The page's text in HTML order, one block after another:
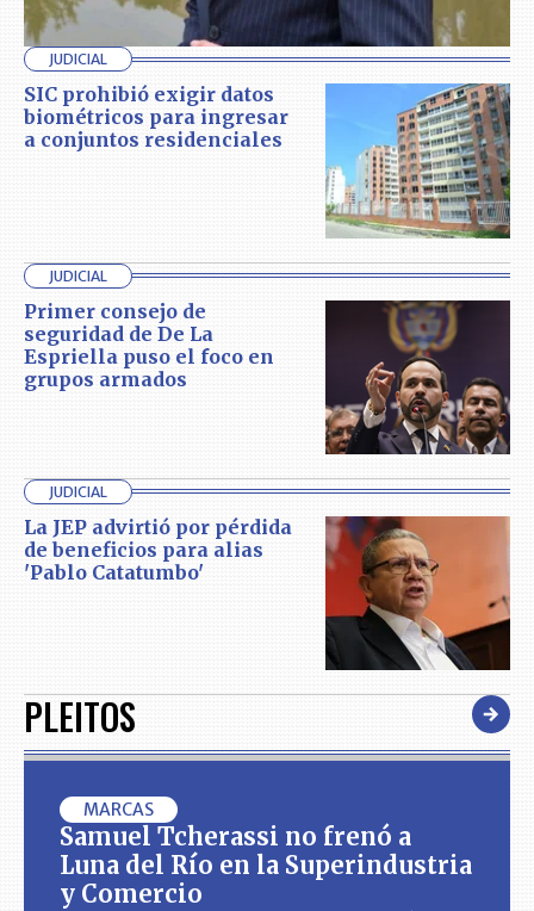
JUDICIAL
SIC prohibió exigir datos
biométricos para ingresar
a conjuntos residenciales
JUDICIAL
Primer consejo de
seguridad de De La
Espriella puso el foco en
grupos armados
JUDICIAL
La JEP advirtió por pérdida
de beneficios para alias
'Pablo Catatumbo'
PLEITOS
MARCAS
Samuel Tcherassi no frenó a
Luna del Río en la Superindustria
y Comercio